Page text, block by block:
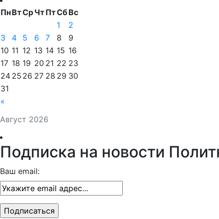
Август 2026
ПнВтСрЧтПтСбВс
«
1
2
3
4 5 6 7 8
9
10 11 12 13 14 15 16
17 18 19 20 21 22 23
24 25 26 27 28 29 30
31
Подписка на новости
Ваш email: